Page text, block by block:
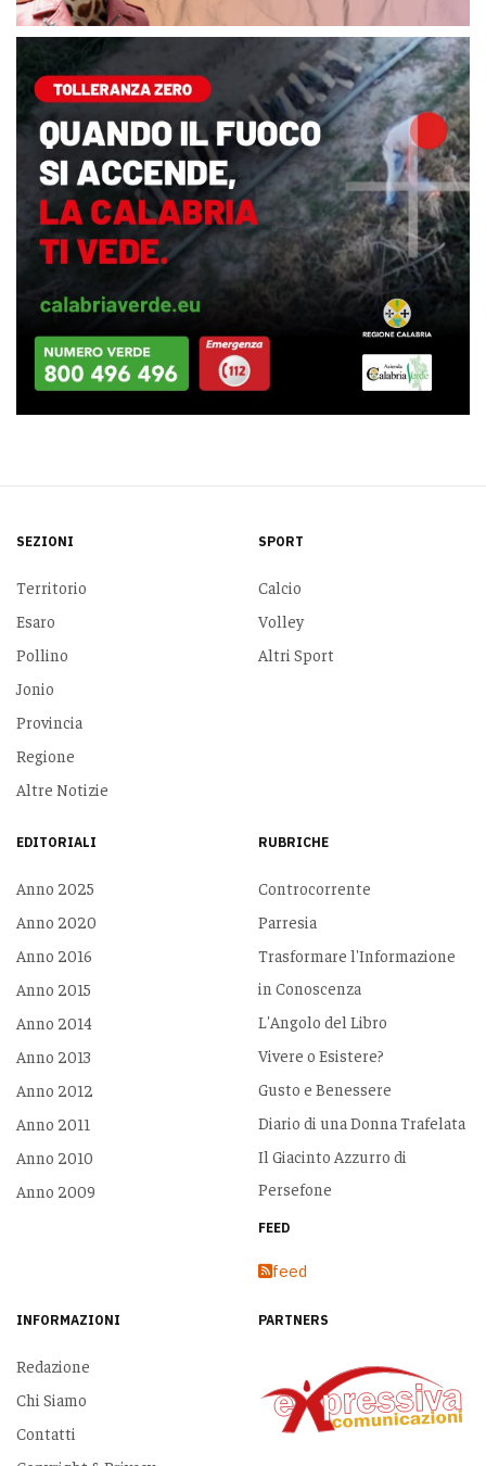
SEZIONI
Territorio
Esaro
Pollino
Jonio
Provincia
Regione
Altre Notizie
SPORT
Calcio
Volley
Altri Sport
EDITORIALI
Anno 2025
Anno 2020
Anno 2016
Anno 2015
Anno 2014
Anno 2013
Anno 2012
Anno 2011
Anno 2010
Anno 2009
RUBRICHE
Controcorrente
Parresia
Trasformare l'Informazione
in Conoscenza
L'Angolo del Libro
Vivere o Esistere?
Gusto e Benessere
Diario di una Donna Trafelata
Il Giacinto Azzurro di
Persefone
FEED
feed
INFORMAZIONI
Redazione
Chi Siamo
Contatti
PARTNERS